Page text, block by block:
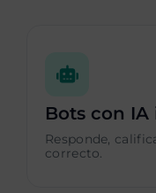
Bots con
Responde,
correcto.